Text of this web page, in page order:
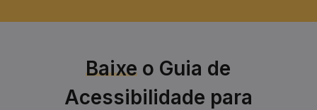
Baixe o Guia de
Acessibilidade para